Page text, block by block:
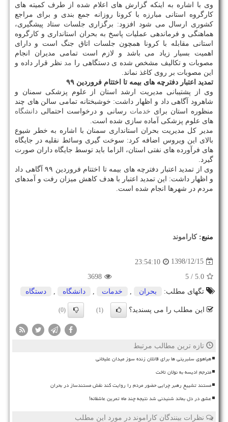
وی با اشاره به اینكه گزارش های اعلام شده از طرف كمیته های
كارگروه استانی مبارزه با كرونا روزانه جمع بندی و برای مراجع
كشوری ارسال می شود افزود: برگزاری جلسات ستاد پیشگیری،
هماهنگی و فرماندهی عملیات پاسخ به بحران استانداری و كارگروه
استانی مقابله با كرونا همچون جلسات اتاق جنگ است و دارای
اهمیت بسیار زیاد می باشد و لازم است تمامی مدیران انجام
مصوبات و تكالیف مشخص شده ی دستگاهی را مد نظر قرار داده و
این مصوبات بر روی كاغذ نماند.
تمدید اعتبار دفترچه های بیمه تا اختتام فروردین ۹۹
وی از پشتیبانی مدیریت ارشد استان از علوم پزشكی سمنان و
شاهرود آگاهی داد و اظهار داشت: خوشبختانه تمامی سالن های چند
منظوره استان برای خدمات رسانی و درخواست احتمالی دانشگاه
های علوم پزشكی آماده سازی شده است.
مدیر كل مدیریت بحران استانداری سمنان با اشاره به خطر شیوع
بالای این ویروس اضافه كرد: سوخت گیری وسائط نقلیه در جایگاه
های فرآورده های نفتی استان، الزاما باید توسط جایگاه داران صورت
گیرد.
وی از تمدید اعتبار دفترچه های بیمه تا اختتام فروردین ۹۹ آگاهی داد
و اظهار داشت: این تمدید اعتبار با هدف كاهش میزان رفت و آمدهای
مردم در شهرها انجام شده است.
منبع:كاراموند
1398/12/15
23:54:10
5.0
/ 5
3698
تگهای مطلب:
بحران خدمات دانشگاه دستگاه
این مطلب را می پسندید؟ (1)
(0)
تازه ترین مطالب مرتبط
هیاهوی سلبریتی ها برای قاتلان زنده سوز میدان علیخانی
مترجم ادیسه به نولان تاخت
مستند تشییع رهبر چرایی حضور مردم را روایت کند نقش مستندساز در بحران
عشق در دل بماند شنیدنی شد نتیجه چند ماه تمرین عاشقانه!
نظرات بینندگان کاراموند در مورد این مطلب